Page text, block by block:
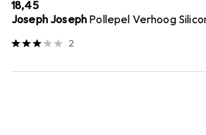
EUR
18,45
Joseph Joseph Pollepel Verhoog
2